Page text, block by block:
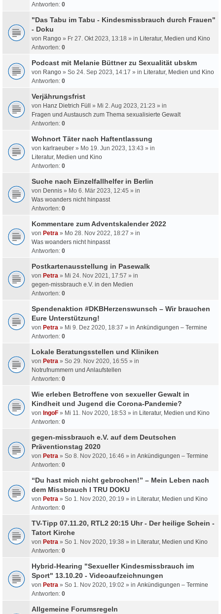
Antworten: 0
"Das Tabu im Tabu - Kindesmissbrauch durch Frauen"
- Doku
von Rango » Fr 27. Okt 2023, 13:18 » in Literatur, Medien und Kino
Antworten: 0
Podcast mit Melanie Büttner zu Sexualität ubskm
von Rango » So 24. Sep 2023, 14:17 » in Literatur, Medien und Kino
Antworten: 0
Verjährungsfrist
von Hanz Dietrich Füll » Mi 2. Aug 2023, 21:23 » in
Fragen und Austausch zum Thema sexualisierte Gewalt
Antworten: 0
Wohnort Täter nach Haftentlassung
von karlraeuber » Mo 19. Jun 2023, 13:43 » in
Literatur, Medien und Kino
Antworten: 0
Suche nach Einzelfallhelfer in Berlin
von Dennis » Mo 6. Mär 2023, 12:45 » in
Was woanders nicht hinpasst
Antworten: 0
Kommentare zum Adventskalender 2022
von Petra » Mo 28. Nov 2022, 18:27 » in
Was woanders nicht hinpasst
Antworten: 0
Postkartenausstellung in Pasewalk
von Petra » Mi 24. Nov 2021, 17:57 » in
gegen-missbrauch e.V. in den Medien
Antworten: 0
Spendenaktion #DKBHerzenswunsch – Wir brauchen
Eure Unterstützung!
von Petra » Mi 9. Dez 2020, 18:37 » in Ankündigungen – Termine
Antworten: 0
Lokale Beratungsstellen und Kliniken
von Petra » So 29. Nov 2020, 16:55 » in
Notrufnummern und Anlaufstellen
Antworten: 0
Wie erleben Betroffene von sexueller Gewalt in
Kindheit und Jugend die Corona-Pandemie?
von IngoF » Mi 11. Nov 2020, 18:53 » in Literatur, Medien und Kino
Antworten: 0
gegen-missbrauch e.V. auf dem Deutschen
Präventionstag 2020
von Petra » So 8. Nov 2020, 16:46 » in Ankündigungen – Termine
Antworten: 0
“Du hast mich nicht gebrochen!” – Mein Leben nach
dem Missbrauch I TRU DOKU
von Petra » So 1. Nov 2020, 20:19 » in Literatur, Medien und Kino
Antworten: 0
TV-Tipp 07.11.20, RTL2 20:15 Uhr - Der heilige Schein -
Tatort Kirche
von Petra » So 1. Nov 2020, 19:38 » in Literatur, Medien und Kino
Antworten: 0
Hybrid-Hearing "Sexueller Kindesmissbrauch im
Sport" 13.10.20 - Videoaufzeichnungen
von Petra » So 1. Nov 2020, 19:02 » in Ankündigungen – Termine
Antworten: 0
Allgemeine Forumsregeln